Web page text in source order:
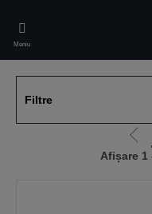
main
content
Meniu
Filtre
la
Afișare 1